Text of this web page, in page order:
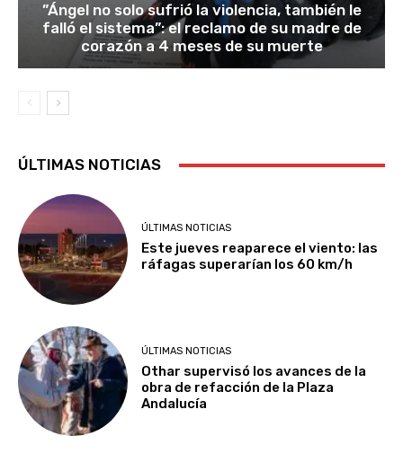
​”Ángel no solo sufrió la violencia, también le
falló el sistema”: el reclamo de su madre de
corazón a 4 meses de su muerte
ÚLTIMAS NOTICIAS
ÚLTIMAS NOTICIAS
Este jueves reaparece el viento: las
ráfagas superarían los 60 km/h
ÚLTIMAS NOTICIAS
Othar supervisó los avances de la
obra de refacción de la Plaza
Andalucía